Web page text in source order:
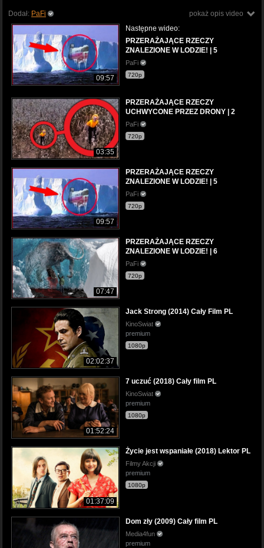
pokaż opis video
Dodał: PaFi
09:57
Następne wideo:
PRZERAŻAJĄCE RZECZY
ZNALEZIONE W LODZIE! | 5
PaFi
720p
03:35
PRZERAŻAJĄCE RZECZY
UCHWYCONE PRZEZ DRONY | 2
PaFi
720p
09:57
PRZERAŻAJĄCE RZECZY
ZNALEZIONE W LODZIE! | 5
PaFi
720p
07:47
PRZERAŻAJĄCE RZECZY
ZNALEZIONE W LODZIE! | 6
PaFi
720p
02:02:37
Jack Strong (2014) Cały Film PL
KinoSwiat
premium
1080p
01:52:24
7 uczuć (2018) Cały film PL
KinoSwiat
premium
1080p
01:37:09
Życie jest wspaniałe (2018) Lektor PL
Filmy Akcji
premium
1080p
Dom zły (2009) Cały film PL
Media4fun
premium